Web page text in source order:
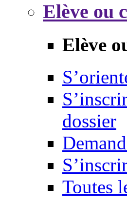
Elève ou
Elève
dossier
Toutes